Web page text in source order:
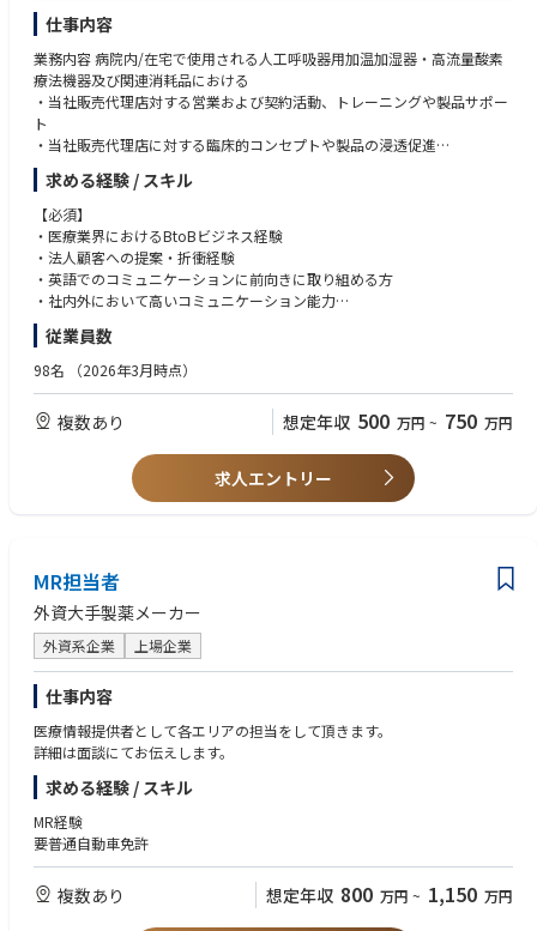
"秋田から世界へ展開する、グローバルなダイナミズム”
将来的には、海外拠点や海外サプライヤーとの直接的な実務コミュニケー
ション、さらには海外出張や海外赴任へとステップアップしていくチャン
スも豊富にあります。日本（秋田）を起点にしながらワールドワイドに活
躍できる環境は、当社ならではの大きなやりがいとなります。
≪入社後の教育体制≫
ご経歴や習得度合いに応じて、まずはOJT（職場内訓練）にて実務に習熟
いただきますのでご安心ください。 最初は発注手続きや納期管理などの日
次オペレーションからスタートし、先輩社員のサポートのもとで徐々に業
務の流れを覚えていただきます。部門内にはベテラン社員も多く、わから
ないことをいつでも気軽に聞きやすい環境が整っています。 専任経験のな
い方でも、数年かけてじっくりと国内外の折衝を主導できる調達スペシャ
リストへと育成する体制を敷いています。
仕事内容
業務内容 病院内/在宅で使用される人工呼吸器用加温加湿器・高流量酸素
療法機器及び関連消耗品における
・当社販売代理店対する営業および契約活動、トレーニングや製品サポー
ト
・当社販売代理店に対する臨床的コンセプトや製品の浸透促進
・担当領域における拡販施策の立案・遂行並びに市場動向の情報収集
求める経験 / スキル
【必須】
・医療業界におけるBtoBビジネス経験
・法人顧客への提案・折衝経験
・英語でのコミュニケーションに前向きに取り組める方
・社内外において高いコミュニケーション能力
・チームとしての活動に抵抗のない方
【尚可】
・人工呼吸器などの呼吸領域および/もしくは麻酔領域の知見
・在宅医療（在宅酸素・在宅人工呼吸等）の経験
・新規事業や新製品の立ち上げに関わった経験
・マーケティング経験者
・英語を用いた業務経験（目安：TOEIC 730点以上）
従業員数
98名 （2026年3月時点）
複数あり 想定年収 500 万円 ~ 750 万円
求人エントリー
MR担当者
外資大手製薬メーカー
外資系企業 上場企業
仕事内容
医療情報提供者として各エリアの担当をして頂きます。
詳細は面談にてお伝えします。
求める経験 / スキル
MR経験
要普通自動車免許
複数あり 想定年収 800 万円 ~ 1,150 万円